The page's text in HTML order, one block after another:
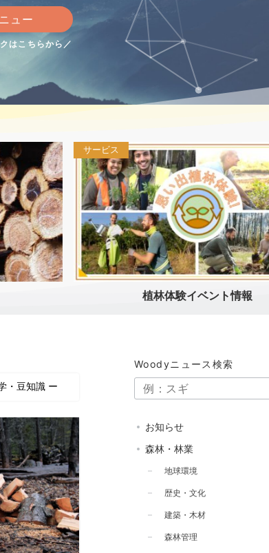
ュー
はこちらから／
報
サービス
Woodyメニュー
・豆知識 ー
Woodyニュース検索
お知らせ
森林・林業
地球環境
歴史・文化
建築・木材
森林管理